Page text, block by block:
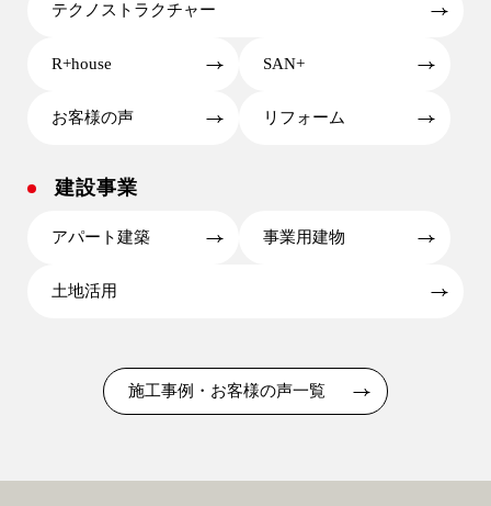
テクノストラクチャー
R+house SAN+
お客様の声 リフォーム
建設事業
アパート建築 事業用建物
土地活用
施工事例・お客様の声一覧